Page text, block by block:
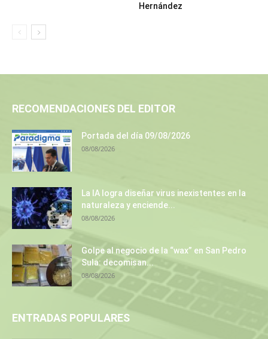
Hernández
RECOMENDACIONES DEL EDITOR
Portada del día 09/08/2026
08/08/2026
La IA logra diseñar virus inexistentes en la
naturaleza y enciende...
08/08/2026
Golpe al negocio de la “wax” en San Pedro
Sula: decomisan...
08/08/2026
ENTRADAS POPULARES